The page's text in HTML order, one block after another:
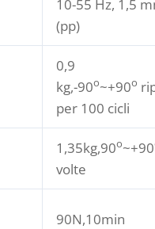
10-55 Hz, 1,5
(pp)
0,9
kg,-90o~+90o
per 100 cicli
1,35kg,90o~+90
volte
90N,10min